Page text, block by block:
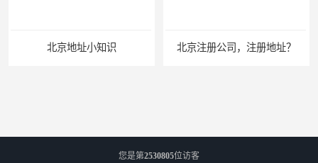
北京注册公司，注册地址？
您是第2530805位访客